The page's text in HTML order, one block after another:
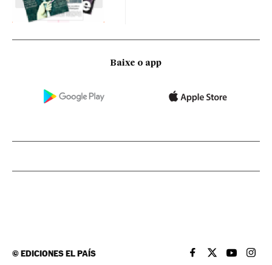
Baixe o app
©EDICIONES EL PAÍS EL PAÍS BRASIL EN
EL PAÍSEL PAÍS
EL